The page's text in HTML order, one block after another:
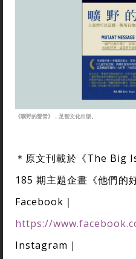
《曠野的聲音》，足智文化出版。
＊原文刊載於《The Big
185 期主題企畫《他們的
Facebook｜
https://
Instagram｜